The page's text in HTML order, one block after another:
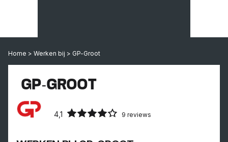
Home > Werken bij > GP-Groot
4,1 9 reviews
GP-GROOT